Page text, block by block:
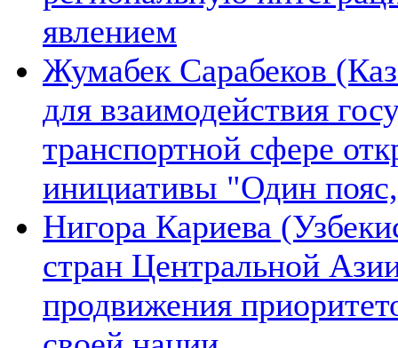
явлением
Жумабек Сарабеков
для взаимодействия
транспортной сфере
инициативы "Один
Нигора Кариева
стран Центральной
продвижения